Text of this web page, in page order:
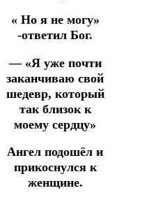
« Но я не могу»
-ответил Бог.
— «Я уже почти
заканчиваю свой
шедевр, который
так близок к
моему сердцу»
Ангел подошёл и
прикоснулся к
женщине.